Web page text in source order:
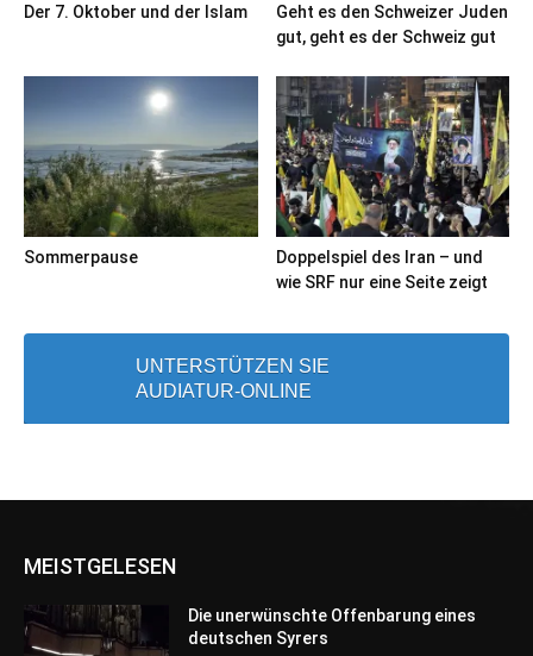
Der 7. Oktober und der Islam
Geht es den Schweizer Juden
gut, geht es der Schweiz gut
Sommerpause
Doppelspiel des Iran – und
wie SRF nur eine Seite zeigt
UNTERSTÜTZEN SIE
AUDIATUR-ONLINE
MEISTGELESEN
Die unerwünschte Offenbarung eines
deutschen Syrers